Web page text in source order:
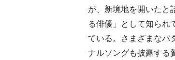
が、新境地を開いたと
る俳優」として知られ
ている。さまざまなパ
ナルソングも披露する